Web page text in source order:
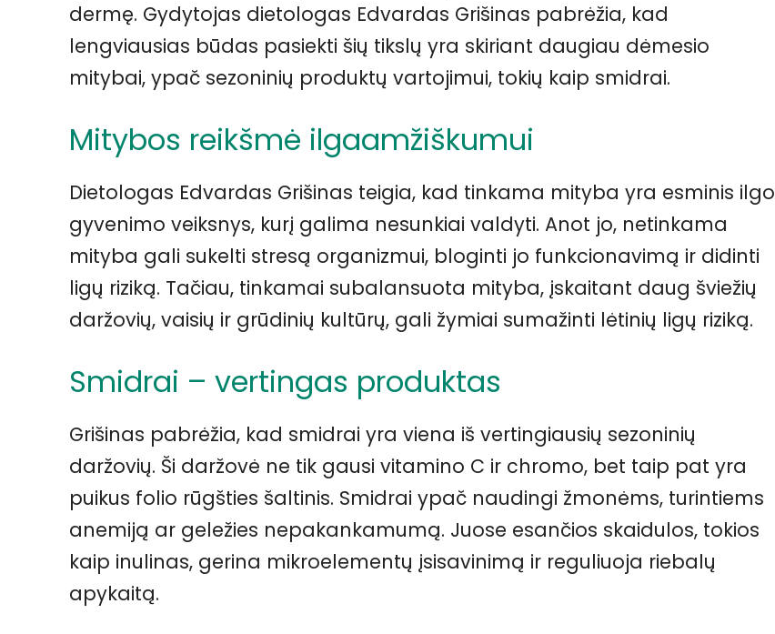
dermę. Gydytojas dietologas Edvardas Grišinas pabrėžia, kad
lengviausias būdas pasiekti šių tikslų yra skiriant daugiau dėmesio
mitybai, ypač sezoninių produktų vartojimui, tokių kaip smidrai.
Mitybos reikšmė ilgaamžiškumui
Dietologas Edvardas Grišinas teigia, kad tinkama mityba yra esminis ilgo
gyvenimo veiksnys, kurį galima nesunkiai valdyti. Anot jo, netinkama
mityba gali sukelti stresą organizmui, bloginti jo funkcionavimą ir didinti
ligų riziką. Tačiau, tinkamai subalansuota mityba, įskaitant daug šviežių
daržovių, vaisių ir grūdinių kultūrų, gali žymiai sumažinti lėtinių ligų riziką.
Smidrai – vertingas produktas
Grišinas pabrėžia, kad smidrai yra viena iš vertingiausių sezoninių
daržovių. Ši daržovė ne tik gausi vitamino C ir chromo, bet taip pat yra
puikus folio rūgšties šaltinis. Smidrai ypač naudingi žmonėms, turintiems
anemiją ar geležies nepakankamumą. Juose esančios skaidulos, tokios
kaip inulinas, gerina mikroelementų įsisavinimą ir reguliuoja riebalų
apykaitą.